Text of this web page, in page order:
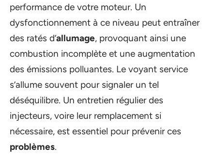
performance de votre moteur. Un
dysfonctionnement à ce niveau peut entraîner
des ratés d’allumage, provoquant ainsi une
combustion incomplète et une augmentation
des émissions polluantes. Le voyant service
s’allume souvent pour signaler un tel
déséquilibre. Un entretien régulier des
injecteurs, voire leur remplacement si
nécessaire, est essentiel pour prévenir ces
problèmes.